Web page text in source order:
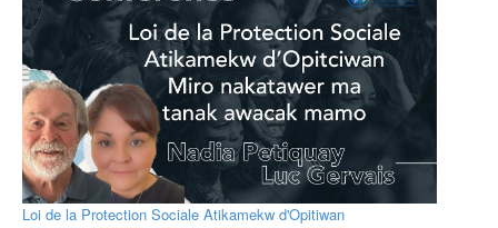
Loi de la Protection Sociale Atikamekw d'Opitiwan